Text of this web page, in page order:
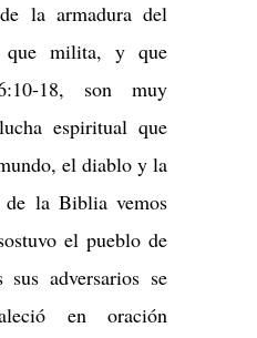
la armadura del
que milita, y que
18, son muy
espiritual que
el diablo y la
la Biblia vemos
el pueblo de
adversarios se
en oración